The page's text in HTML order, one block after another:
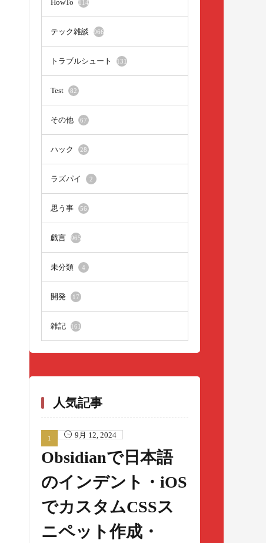
HowTo 114
テック雑談 966
トラブルシュート 131
Test 82
その他 67
ハック 28
ラズパイ 2
思う事 56
戯言 965
未分類 4
開発 17
雑記 161
人気記事
9月 12, 2024
Obsidianで日本語
のインデント・iOS
でカスタムCSSス
ニペット作成・